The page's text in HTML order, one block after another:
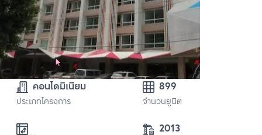
คอนโดมิเนียม
ประเภทโครงการ
899
จำนวนยูนิต
2013